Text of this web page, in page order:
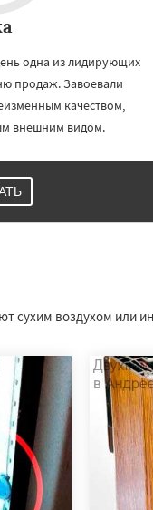
Большие
Восход
Измайлово
Лесной
Лотошино
Михнево
Некрасовское
Правдинский
Свердловск
Томилино
Фосфоритный
одна из лидирующих
продаж. Завоевали
качеством,
внешним видом.
сухим воздухом или